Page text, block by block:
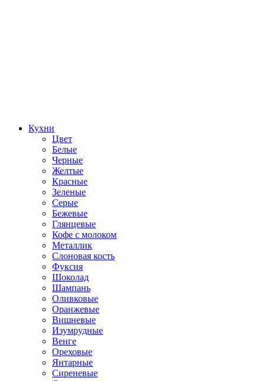
Кухни
Цвет
Белые
Черные
Желтые
Красные
Зеленые
Серые
Бежевые
Глянцевые
Кофе с молоком
Металлик
Слоновая кость
Фуксия
Шоколад
Шампань
Оливковые
Оранжевые
Вишневые
Изумрудные
Венге
Ореховые
Янтарные
Сиреневые